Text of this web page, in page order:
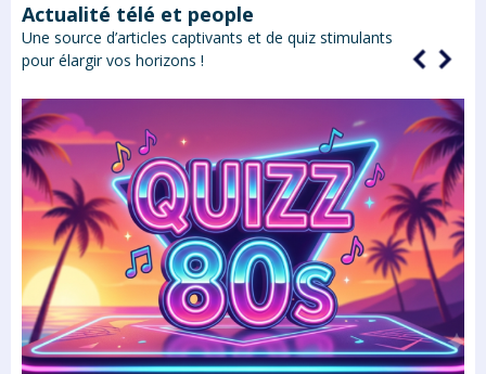
Actualité télé et people
Une source d’articles captivants et de quiz stimulants
pour élargir vos horizons !